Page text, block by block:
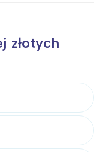
złotych